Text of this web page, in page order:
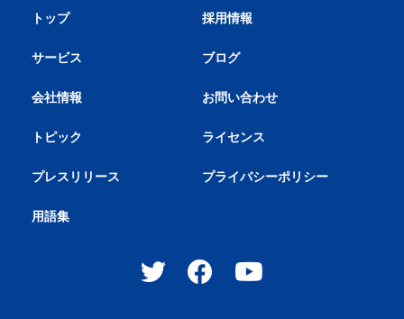
トップ
サービス
会社情報
トピック
プレスリリース
用語集
採用情報
ブログ
お問い合わせ
ライセンス
プライバシーポリシー